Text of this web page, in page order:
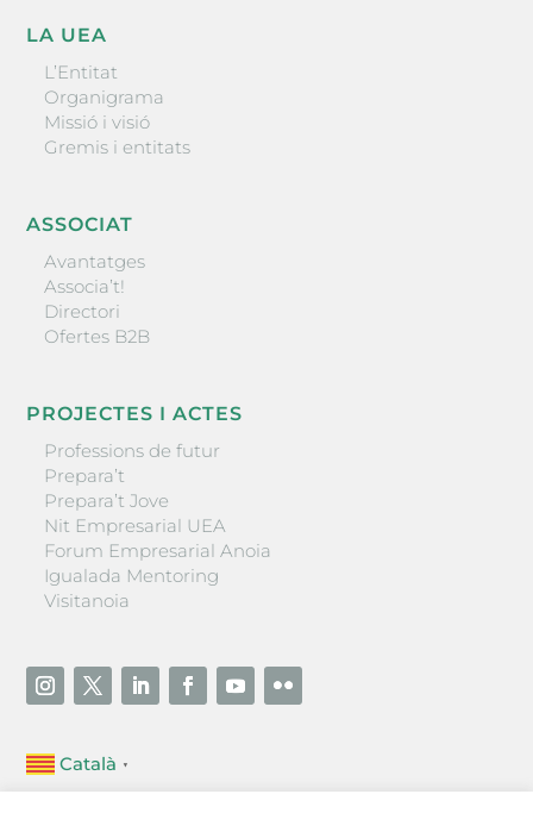
LA UEA
L’Entitat
Organigrama
Missió i visió
Gremis i entitats
ASSOCIAT
Avantatges
Associa’t!
Directori
Ofertes B2B
PROJECTES I ACTES
Professions de futur
Prepara’t
Prepara’t Jove
Nit Empresarial UEA
Forum Empresarial Anoia
Igualada Mentoring
Visitanoia
Català ▼